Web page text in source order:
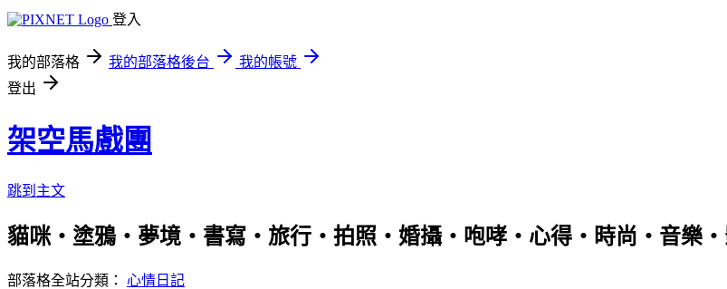
登入
我的部落格 我的部落格後台
我的帳號
登出
架空馬戲團
跳到主文
貓咪‧塗鴉‧夢境‧書寫‧旅行‧拍照‧婚攝‧咆哮‧心得‧時尚‧音樂
部落格全站分類： 心情日記